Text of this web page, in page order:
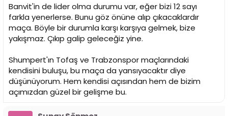
Banvit'in de lider olma durumu var, eğer bizi 12 sayı
farkla yenerlerse. Bunu göz önüne alıp çıkacaklardır
maça. Böyle bir durumla karşı karşıya gelmek, bize
yakışmaz. Çıkıp galip geleceğiz yine.
Shumpert'ın Tofaş ve Trabzonspor maçlarındaki
kendisini buluşu, bu maça da yansıyacaktır diye
düşünüyorum. Hem kendisi açısından hem de bizim
açımızdan güzel bir gelişme bu.